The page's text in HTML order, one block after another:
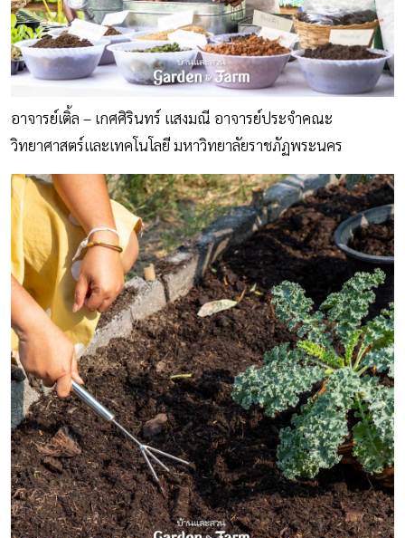
อาจารย์เติ้ล – เกศศิรินทร์ แสงมณี อาจารย์ประจำคณะ
วิทยาศาสตร์และเทคโนโลยี มหาวิทยาลัยราชภัฏพระนคร